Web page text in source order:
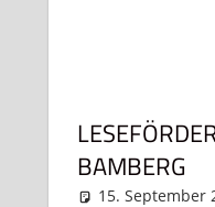
BAMBERG
15. September